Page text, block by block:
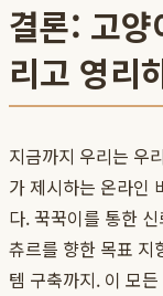
결론: 고
리고 영리
지금까지 우리는 우
가 제시하는 온라인
다. 꾹꾹이를 통한
츄르를 향한 목표 지
템 구축까지. 이 모